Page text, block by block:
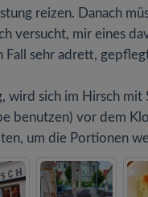
reizen. Danach
versucht, mir eines
Fall sehr adrett,
sich im Hirsch mit
benutzen) vor dem
um die Portionen